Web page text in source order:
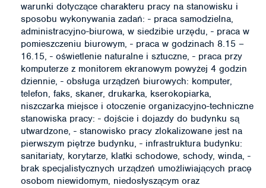
warunki dotyczące charakteru pracy na stanowisku i
sposobu wykonywania zadań: - praca samodzielna,
administracyjno-biurowa, w siedzibie urzędu, - praca w
pomieszczeniu biurowym, - praca w godzinach 8.15 –
16.15, - oświetlenie naturalne i sztuczne, - praca przy
komputerze z monitorem ekranowym powyżej 4 godzin
dziennie, - obsługa urządzeń biurowych: komputer,
telefon, faks, skaner, drukarka, kserokopiarka,
niszczarka miejsce i otoczenie organizacyjno-techniczne
stanowiska pracy: - dojście i dojazdy do budynku są
utwardzone, - stanowisko pracy zlokalizowane jest na
pierwszym piętrze budynku, - infrastruktura budynku:
sanitariaty, korytarze, klatki schodowe, schody, winda, -
brak specjalistycznych urządzeń umożliwiających pracę
osobom niewidomym, niedosłyszącym oraz